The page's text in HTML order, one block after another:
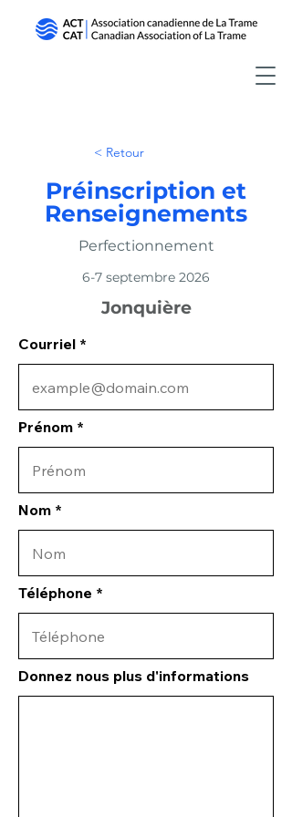
< Retour
Préinscription et
Renseignements
Perfectionnement
6-7 septembre 2026
Jonquière
Courriel
Prénom
Nom
Téléphone
Donnez nous plus d'informations